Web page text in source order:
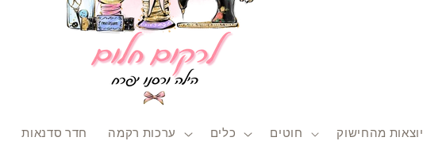
יוצאות מהחישוק חוטים כלים ערכות רקמה חדר סדנאות